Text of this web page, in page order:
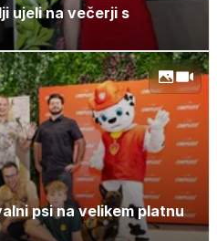
ujeli na večerji s
psi na velikem platnu